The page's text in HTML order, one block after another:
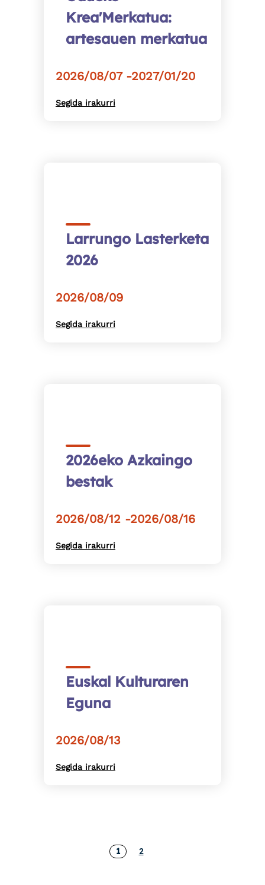
Krea'Merkatua:
artesauen merkatua
2026/08/07 -2027/01/20
Segida irakurri
Larrungo Lasterketa
2026
2026/08/09
Segida irakurri
2026eko Azkaingo
bestak
2026/08/12 -2026/08/16
Segida irakurri
Euskal Kulturaren
Eguna
2026/08/13
Segida irakurri
1 2